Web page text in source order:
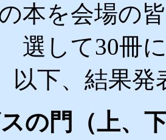
本を会場の
選して30冊
以下、結果発
スの門（上